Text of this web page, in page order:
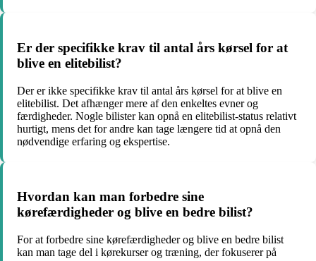
Er der specifikke krav til antal års kørsel for at
blive en elitebilist?
Der er ikke specifikke krav til antal års kørsel for at blive en
elitebilist. Det afhænger mere af den enkeltes evner og
færdigheder. Nogle bilister kan opnå en elitebilist-status relativt
hurtigt, mens det for andre kan tage længere tid at opnå den
nødvendige erfaring og ekspertise.
Hvordan kan man forbedre sine
kørefærdigheder og blive en bedre bilist?
For at forbedre sine kørefærdigheder og blive en bedre bilist
kan man tage del i kørekurser og træning, der fokuserer på